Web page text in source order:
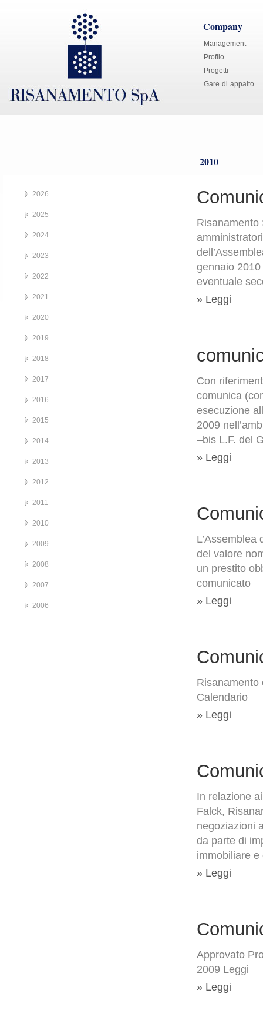
Company
Management
Profilo
Progetti
Gare di appalto
2010
Risanamento
gennaio
eventuale
» Leggi
Con
comunica
esecuzione
2009
–bis L.F. del
» Leggi
del valore
un prestito
comunicato
» Leggi
Risanamento
Calendario
» Leggi
In relazione
Falck,
negoziazioni
da parte di
immobiliare
» Leggi
Approvato
2009 Leggi
» Leggi
2026
2025
2024
2023
2022
2021
2020
2019
2018
2017
2016
2015
2014
2013
2012
2011
2010
2009
2008
2007
2006